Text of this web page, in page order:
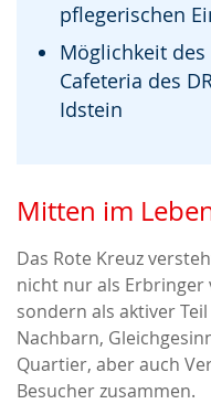
pflegerischen
Möglichkeit
Cafeteria des
Idstein
Mitten im
Das Rote Kreuz
nicht nur als Erbringer
sondern als aktiver
Nachbarn,
Quartier, aber auch
Besucher zusammen.